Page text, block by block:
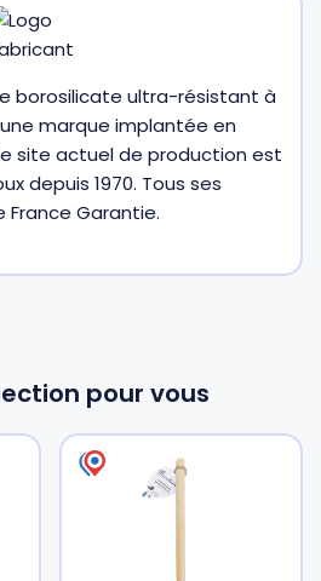
borosilicate ultra-résistant à
marque implantée en
site actuel de production est
depuis 1970. Tous ses
France Garantie.
pour vous